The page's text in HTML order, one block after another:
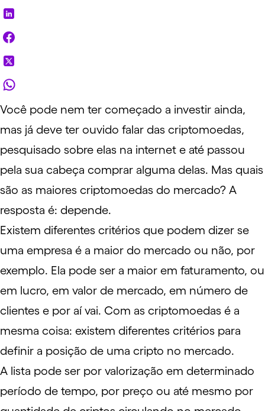
Você pode nem ter começado a investir ainda,
mas já deve ter ouvido falar das criptomoedas,
pesquisado sobre elas na internet e até passou
pela sua cabeça comprar alguma delas. Mas quais
são as maiores criptomoedas do mercado? A
resposta é: depende.
Existem diferentes critérios que podem dizer se
uma empresa é a maior do mercado ou não, por
exemplo. Ela pode ser a maior em faturamento, ou
em lucro, em valor de mercado, em número de
clientes e por aí vai. Com as criptomoedas é a
mesma coisa: existem diferentes critérios para
definir a posição de uma cripto no mercado.
A lista pode ser por valorização em determinado
período de tempo, por preço ou até mesmo por